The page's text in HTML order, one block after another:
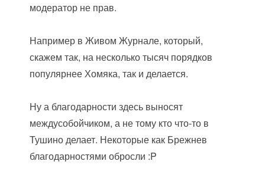
модератор не прав.
Например в Живом Журнале, который,
скажем так, на несколько тысяч порядков
популярнее Хомяка, так и делается.
Ну а благодарности здесь выносят
междусобойчиком, а не тому кто что-то в
Тушино делает. Некоторые как Брежнев
благодарностями обросли :P